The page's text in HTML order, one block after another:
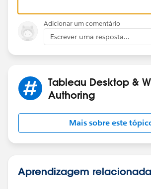
Adicionar um comentário
Escrever uma resposta...
Tableau Desktop &
Authoring
Mais sobre este
Aprendizagem relacionada